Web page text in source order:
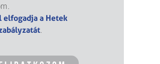
elfogadja a Hetek
.